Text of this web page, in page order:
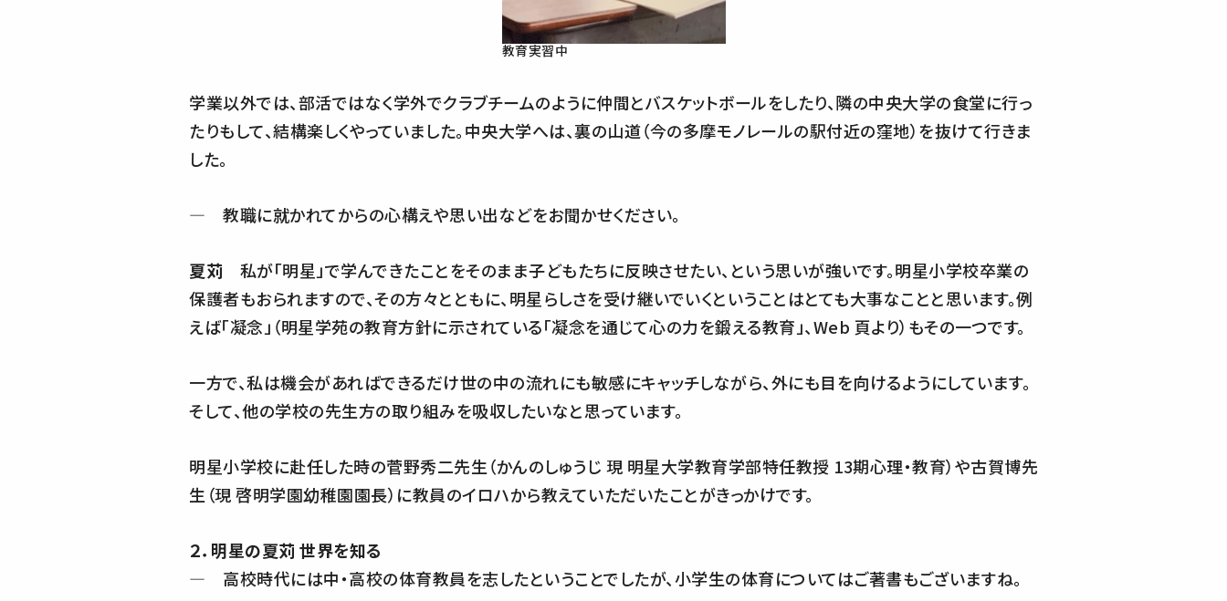
教育実習中
学業以外では、部活ではなく学外でクラブチームのように仲間とバスケットボールをしたり、隣の中央大学の食堂に行っ
たりもして、結構楽しくやっていました。中央大学へは、裏の山道（今の多摩モノレールの駅付近の窪地）を抜けて行きま
した。
― 教職に就かれてからの心構えや思い出などをお聞かせください。
夏苅 私が「明星」で学んできたことをそのまま子どもたちに反映させたい、という思いが強いです。明星小学校卒業の
保護者もおられますので、その方々とともに、明星らしさを受け継いでいくということはとても大事なことと思います。例
えば「凝念」（明星学苑の教育方針に示されている「凝念を通じて心の力を鍛える教育」、Web 頁より）もその一つです。
一方で、私は機会があればできるだけ世の中の流れにも敏感にキャッチしながら、外にも目を向けるようにしています。
そして、他の学校の先生方の取り組みを吸収したいなと思っています。
明星小学校に赴任した時の菅野秀二先生（かんのしゅうじ 現 明星大学教育学部特任教授 13期心理・教育）や古賀博先
生（現 啓明学園幼稚園園長）に教員のイロハから教えていただいたことがきっかけです。
２．明星の夏苅 世界を知る
― 高校時代には中・高校の体育教員を志したということでしたが、小学生の体育についてはご著書もございますね。